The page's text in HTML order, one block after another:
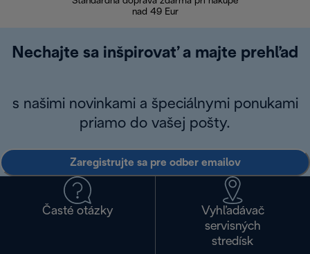
nad 49 Eur
Nechajte sa inšpirovať a majte prehľad
s našimi novinkami a špeciálnymi ponukami
priamo do vašej pošty.
Zaregistrujte sa pre odber emailov
Časté otázky
Vyhľadávač
servisných
stredísk